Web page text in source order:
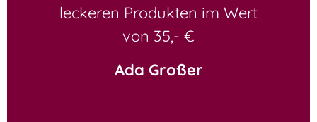
leckeren Produkten im Wert
von 35,- €
Ada Großer